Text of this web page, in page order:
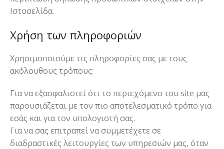
Ιστοσελίδα.
Χρήση των πληροφοριών
Χρησιμοποιούμε τις πληροφορίες σας με τους
ακόλουθους τρόπους:
Για να εξασφαλιστεί ότι το περιεχόμενο του site μας
παρουσιάζεται με τον πιο αποτελεσματικό τρόπο για
εσάς και για τον υπολογιστή σας.
Για να σας επιτραπεί να συμμετέχετε σε
διαδραστικές λειτουργίες των υπηρεσιών μας, όταν